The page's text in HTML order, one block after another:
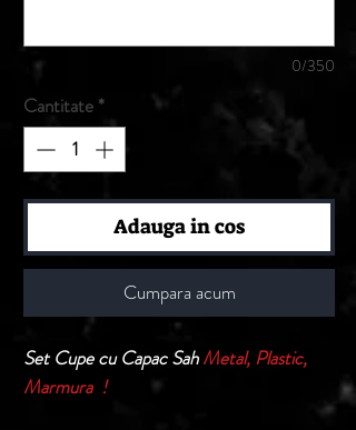
0/350
Cantitate *
Adauga in cos
Cumpara acum
Set Cupe cu Capac SahMetal, Plastic,
Marmura !